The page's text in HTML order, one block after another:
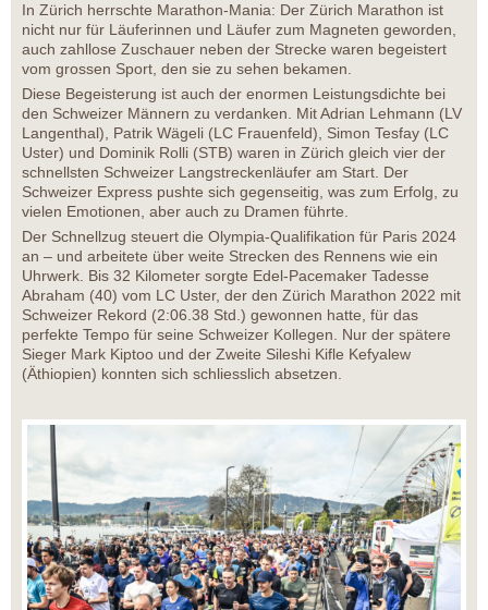
In Zürich herrschte Marathon-Mania: Der Zürich Marathon ist
nicht nur für Läuferinnen und Läufer zum Magneten geworden,
auch zahllose Zuschauer neben der Strecke waren begeistert
vom grossen Sport, den sie zu sehen bekamen.
Diese Begeisterung ist auch der enormen Leistungsdichte bei
den Schweizer Männern zu verdanken. Mit Adrian Lehmann (LV
Langenthal), Patrik Wägeli (LC Frauenfeld), Simon Tesfay (LC
Uster) und Dominik Rolli (STB) waren in Zürich gleich vier der
schnellsten Schweizer Langstreckenläufer am Start. Der
Schweizer Express pushte sich gegenseitig, was zum Erfolg, zu
vielen Emotionen, aber auch zu Dramen führte.
Der Schnellzug steuert die Olympia-Qualifikation für Paris 2024
an – und arbeitete über weite Strecken des Rennens wie ein
Uhrwerk. Bis 32 Kilometer sorgte Edel-Pacemaker Tadesse
Abraham (40) vom LC Uster, der den Zürich Marathon 2022 mit
Schweizer Rekord (2:06.38 Std.) gewonnen hatte, für das
perfekte Tempo für seine Schweizer Kollegen. Nur der spätere
Sieger Mark Kiptoo und der Zweite Sileshi Kifle Kefyalew
(Äthiopien) konnten sich schliesslich absetzen.